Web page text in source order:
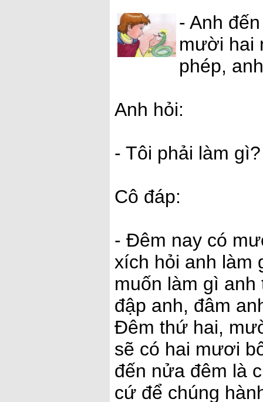
- Anh
mười hai
phép,
Anh hỏi:
- Tôi phải làm gì?
Cô đáp:
- Đêm nay có
xích hỏi anh làm
muốn làm gì
đập anh, đâm
Đêm thứ hai,
sẽ có hai mươi
đến nửa đêm là
cứ để chúng